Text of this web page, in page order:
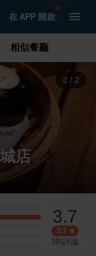
在 APP 開啟
相似餐廳
1 / 2
店
3.7
3.7
3則評論